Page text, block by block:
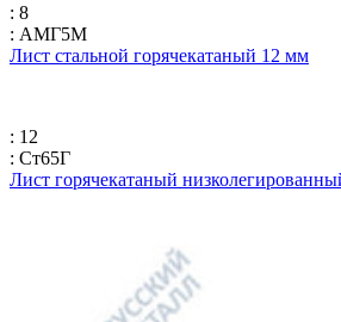
: 8
: АМГ5М
Лист стальной горячекатаный 12 мм
: 12
: Ст65Г
Лист горячекатаный